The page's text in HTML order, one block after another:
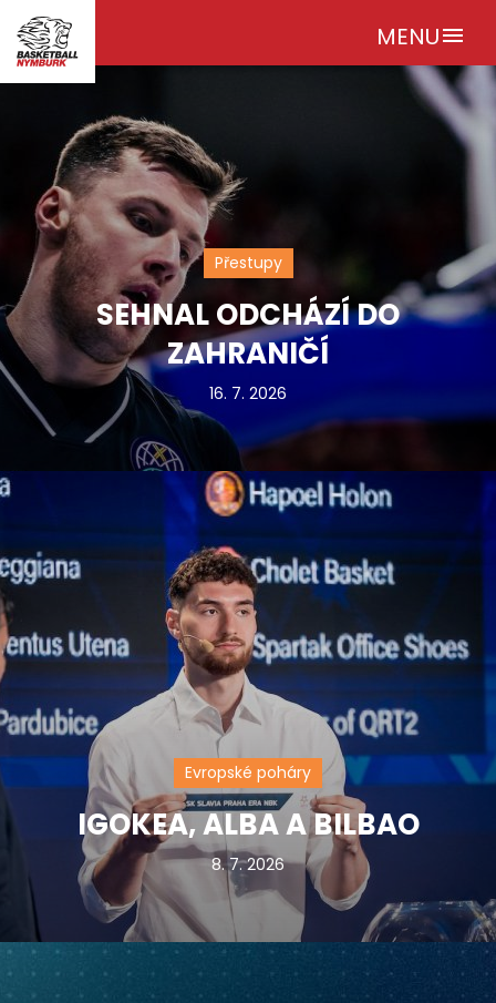
MENUmenu
Přestupy
SEHNAL ODCHÁZÍ DO
ZAHRANIČÍ
16. 7. 2026
Evropské poháry
IGOKEA, ALBA A BILBAO
8. 7. 2026